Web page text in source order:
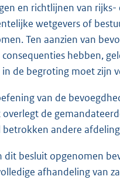
en richtlijnen van rijks-
wetgevers of
Ten aanzien van
hebben,
de begroting moet zijn
van de
overlegt de
betrokken andere
dit besluit opgenomen
afhandeling van